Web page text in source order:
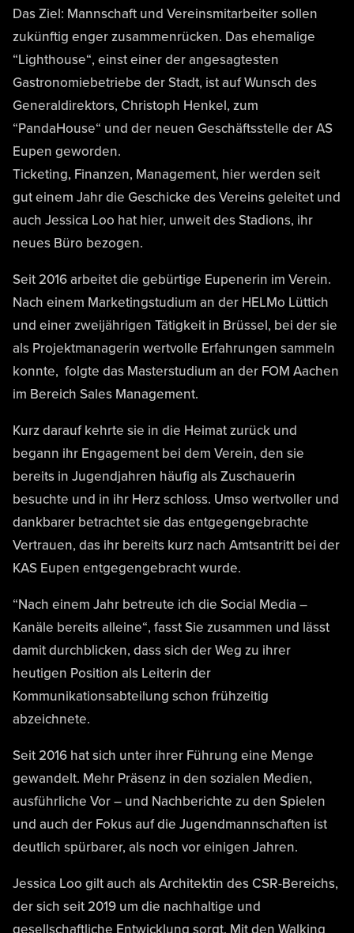
Das Ziel: Mannschaft und Vereinsmitarbeiter sollen
zukünftig enger zusammenrücken. Das ehemalige
“Lighthouse“, einst einer der angesagtesten
Gastronomiebetriebe der Stadt, ist auf Wunsch des
Generaldirektors, Christoph Henkel, zum
“PandaHouse“ und der neuen Geschäftsstelle der AS
Eupen geworden.
Ticketing, Finanzen, Management, hier werden seit
gut einem Jahr die Geschicke des Vereins geleitet und
auch Jessica Loo hat hier, unweit des Stadions, ihr
neues Büro bezogen.
Seit 2016 arbeitet die gebürtige Eupenerin im Verein.
Nach einem Marketingstudium an der HELMo Lüttich
und einer zweijährigen Tätigkeit in Brüssel, bei der sie
als Projektmanagerin wertvolle Erfahrungen sammeln
konnte, folgte das Masterstudium an der FOM Aachen
im Bereich Sales Management.
Kurz darauf kehrte sie in die Heimat zurück und
begann ihr Engagement bei dem Verein, den sie
bereits in Jugendjahren häufig als Zuschauerin
besuchte und in ihr Herz schloss. Umso wertvoller und
dankbarer betrachtet sie das entgegengebrachte
Vertrauen, das ihr bereits kurz nach Amtsantritt bei der
KAS Eupen entgegengebracht wurde.
“Nach einem Jahr betreute ich die Social Media –
Kanäle bereits alleine“, fasst Sie zusammen und lässt
damit durchblicken, dass sich der Weg zu ihrer
heutigen Position als Leiterin der
Kommunikationsabteilung schon frühzeitig
abzeichnete.
Seit 2016 hat sich unter ihrer Führung eine Menge
gewandelt. Mehr Präsenz in den sozialen Medien,
ausführliche Vor – und Nachberichte zu den Spielen
und auch der Fokus auf die Jugendmannschaften ist
deutlich spürbarer, als noch vor einigen Jahren.
Jessica Loo gilt auch als Architektin des CSR-Bereichs,
der sich seit 2019 um die nachhaltige und
gesellschaftliche Entwicklung sorgt. Mit den Walking